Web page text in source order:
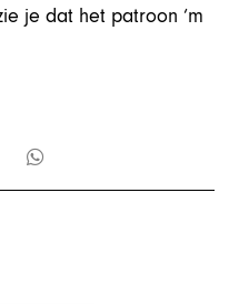
je dat het patroon ‘m